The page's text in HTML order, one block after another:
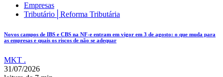
Empresas
Tributário│Reforma Tributária
Novos campos de IBS e CBS na NF-e entram em vigor em 3 de agosto: o que muda para
as empresas e quais os riscos de não se adequar
MKT .
31/07/2026